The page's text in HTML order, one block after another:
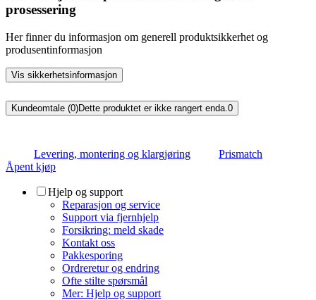
prosessering
Her finner du informasjon om generell produktsikkerhet og
produsentinformasjon
Vis sikkerhetsinformasjon
Kundeomtale (0)Dette produktet er ikke rangert enda. 0
Levering, montering og klargjøring
Prismatch
Åpent kjøp
Hjelp og support
Reparasjon og service
Support via fjernhjelp
Forsikring: meld skade
Kontakt oss
Pakkesporing
Ordreretur og endring
Ofte stilte spørsmål
Mer: Hjelp og support